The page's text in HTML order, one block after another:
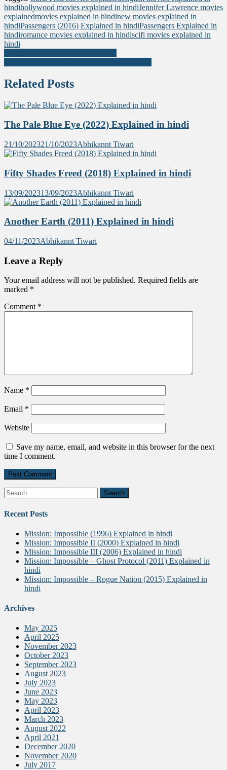
hindihollywood movies explained in hindiJennifer Lawrence movies
explainedmovies explained in hindinew movies explained in
hindiPassengers (2016) Explained in hindiPassengers Explained in
hindiromance movies explained in hindiscifi movies explained in
hindi
Post
navigation
Related Posts
The Pale Blue Eye (2022) Explained in hindi
21/10/202321/10/2023Abhikannt Tiwari
Fifty Shades Freed (2018) Explained in hindi
13/09/202313/09/2023Abhikannt Tiwari
Another Earth (2011) Explained in hindi
04/11/2023Abhikannt Tiwari
Leave a Reply
Your email address will not be published. Required fields are
marked *
Comment *
Name *
Email *
Website
Save my name, email, and website in this browser for the next
time I comment.
Search
for:
Recent Posts
Mission: Impossible (1996) Explained in hindi
Mission: Impossible II (2000) Explained in hindi
Mission: Impossible III (2006) Explained in hindi
Mission: Impossible – Ghost Protocol (2011) Explained in
hindi
Mission: Impossible – Rogue Nation (2015) Explained in
hindi
Archives
May 2025
April 2025
November 2023
October 2023
September 2023
August 2023
July 2023
June 2023
May 2023
April 2023
March 2023
August 2022
April 2021
December 2020
November 2020
July 2017